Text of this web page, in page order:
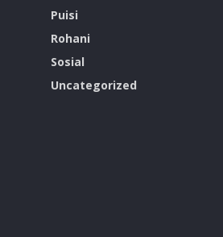
Puisi
Rohani
Sosial
Uncategorized